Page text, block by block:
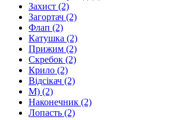
Захист (2)
Загортач (2)
Флап (2)
Катушка (2)
Прижим (2)
Скребок (2)
Крило (2)
Відсікач (2)
M) (2)
Наконечник (2)
Лопасть (2)